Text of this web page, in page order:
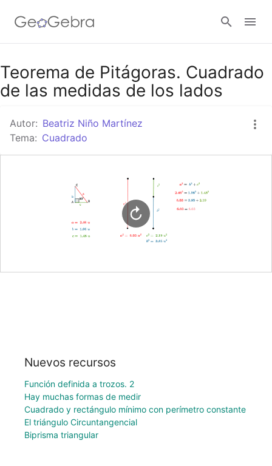
Google Classroom
Abrir sesión
Teorema de Pitágoras. Cuadrado
de las medidas de los lados
Autor: Beatriz Niño Martínez
Tema: Cuadrado
Nuevos recursos
Función definida a trozos. 2
Hay muchas formas de medir
Cuadrado y rectángulo mínimo con perímetro constante
El triángulo Circuntangencial
Biprisma triangular